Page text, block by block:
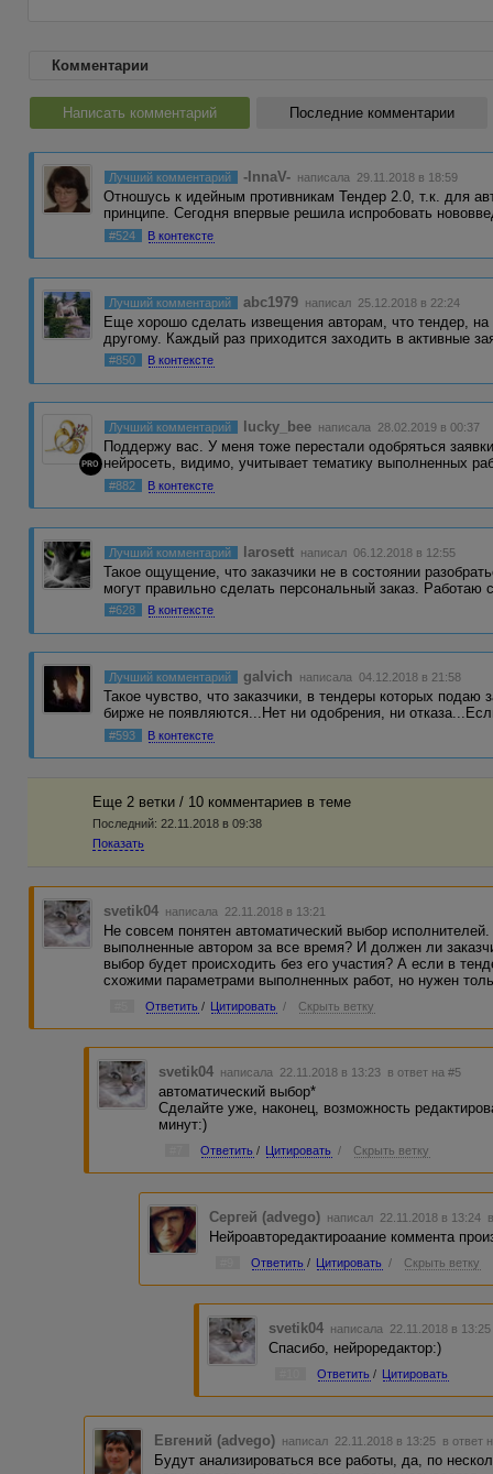
Комментарии
Написать комментарий Последние комментарии
Лучший комментарий -InnaV- написала 29.11.2018 в 18:59
Отношусь к идейным противникам Тендер 2.0, т.к. для
принципе. Сегодня впервые решила испробовать
#524 В контексте
Лучший комментарий abc1979 написал 25.12.2018 в 22:24
Еще хорошо сделать извещения авторам, что тендер, на
другому. Каждый раз приходится заходить в активные
#850 В контексте
PRO
Лучший комментарий lucky_bee написала 28.02.2019 в 00:37
Поддержу вас. У меня тоже перестали одобряться
нейросеть, видимо, учитывает тематику выполненных
#882 В контексте
Лучший комментарий larosett написал 06.12.2018 в 12:55
Такое ощущение, что заказчики не в состоянии
могут правильно сделать персональный заказ. Работаю
#628 В контексте
Лучший комментарий galvich написала 04.12.2018 в 21:58
Такое чувство, что заказчики, в тендеры которых
бирже не появляются...Нет ни одобрения, ни
#593 В контексте
Еще 2 ветки / 10 комментариев в темe
Последний: 22.11.2018 в 09:38
Показать
svetik04 написала 22.11.2018 в 13:21
Не совсем понятен автоматический выбор
выполненные автором за все время? И должен ли
выбор будет происходить без его участия? А если в
схожими параметрами выполненных работ, но нужен
Ответить / Цитировать / Скрыть ветку
svetik04 написала 22.11.2018 в 13:23 в ответ на #5
автоматический выбор*
Сделайте уже, наконец, возможность
минут:)
Ответить / Цитировать / Скрыть ветку
Сергей (advego) написал 22.11.2018 в 13:24
Нейроавторедактироаание коммента
Ответить / Цитировать / Скрыть ветку
svetik04 написала 22.11.2018 в
Спасибо, нейроредактор:)
Ответить / Цитировать
Евгений (advego) написал 22.11.2018 в 13:25 в ответ
Будут анализироваться все работы, да, по